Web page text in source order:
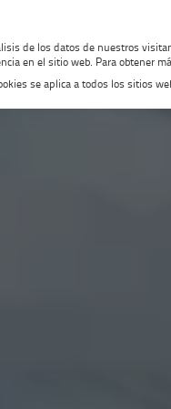
de los datos de nuestros
en el sitio web. Para obtener
se aplica a todos los sitios